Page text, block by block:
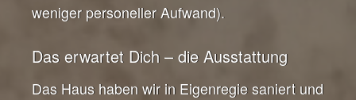
weniger personeller Aufwand).
Das erwartet Dich – die Ausstattung
Das Haus haben wir in Eigenregie saniert und